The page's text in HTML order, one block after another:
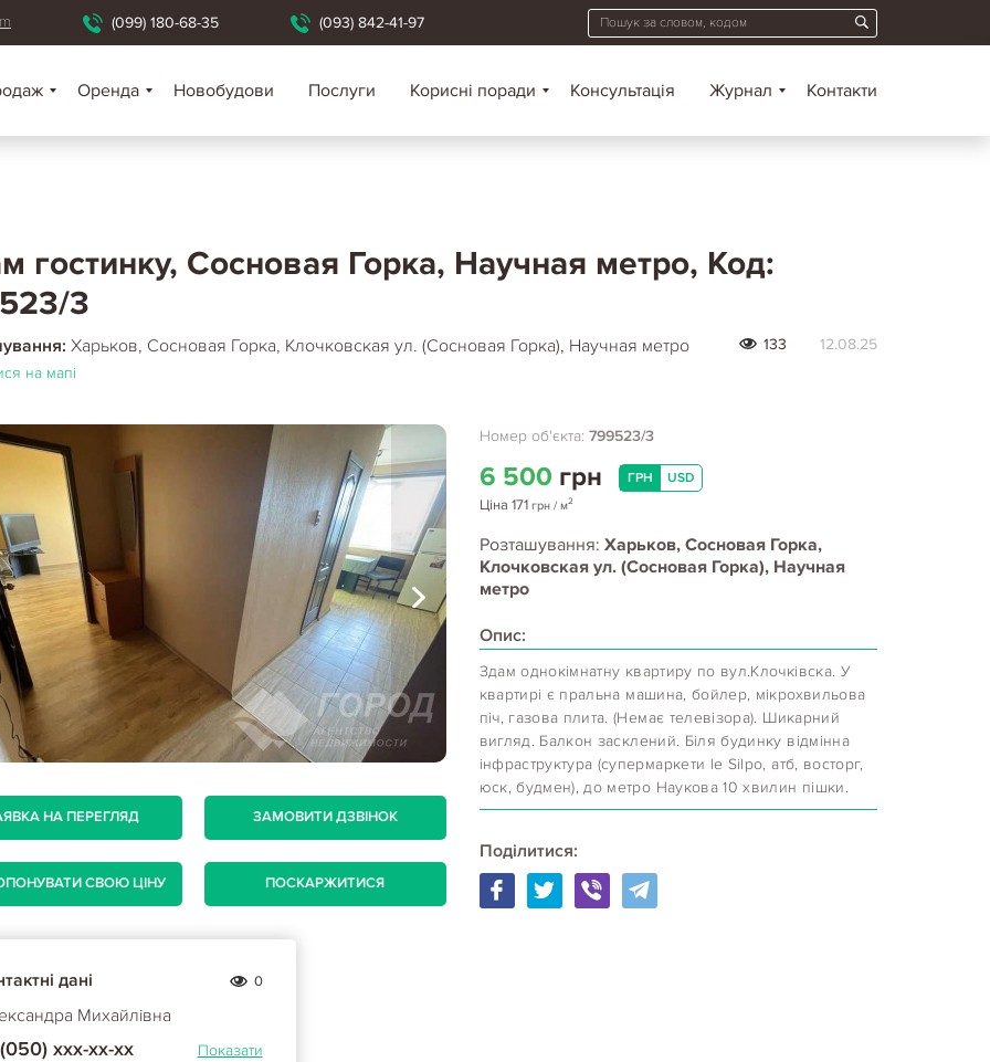
(099) 180-68-35 (093) 842-41-97
Оренда Новобудови Послуги Корисні поради Консультація Журнал Контакти
гостинку, Сосновая Горка, Научная метро, Код:
3
Харьков, Сосновая Горка, Клочковская ул. (Сосновая Горка), Научная метро
на мапі
133 12.08.25
НА ПЕРЕГЛЯД ЗАМОВИТИ ДЗВІНОК
СВОЮ ЦІНУ ПОСКАРЖИТИСЯ
дані 0
Михайлівна
(050) ххх-хх-хх Показати
Номер об'єкта: 799523/3
6 500 грн ГРН USD
Ціна 171 грн/ м2
Розташування: Харьков, Сосновая Горка,
Клочковская ул. (Сосновая Горка), Научная
метро
Опис:
Здам однокімнатну квартиру по вул.Клочківска. У
квартирі є пральна машина, бойлер, мікрохвильова
піч, газова плита. (Немає телевізора). Шикарний
вигляд. Балкон засклений. Біля будинку відмінна
інфраструктура (супермаркети le Silpo, атб, восторг,
юск, будмен), до метро Наукова 10 хвилин пішки.
Поділитися: